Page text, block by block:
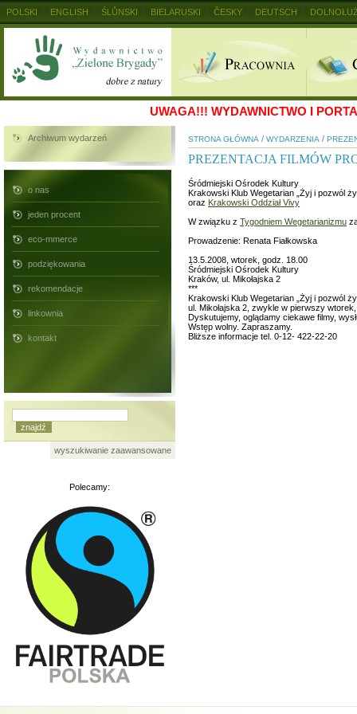
UWAGA!!! WYDAWNICTWO I
Archiwum wydarzeń
o nas
jeden procent
eco-mmerce
podziękowania
rekomendacje
linkownia
kontakt
wyszukiwanie zaawansowane
Polecamy:
STRONA GŁÓWNA / WYDARZENIA /
PREZENTACJA FILMÓW
Śródmiejski Ośrodek Kultury
Krakowski Klub Wegetarian „Żyj i pozwól
oraz Krakowski Oddział Vivy
W związku z Tygodniem Wegetarianizmu
Prowadzenie: Renata Fiałkowska
13.5.2008, wtorek, godz. 18.00
Śródmiejski Ośrodek Kultury
Kraków, ul. Mikołajska 2
***
Krakowski Klub Wegetarian „Żyj i pozwól
ul. Mikołajska 2, zwykle w pierwszy
Dyskutujemy, oglądamy ciekawe filmy,
Wstęp wolny. Zapraszamy.
Bliższe informacje tel. 0-12- 422-22-20
POLSKI ENGLISH ŚLŮNSKI BIELARUSKI ČESKY DEUTSCH